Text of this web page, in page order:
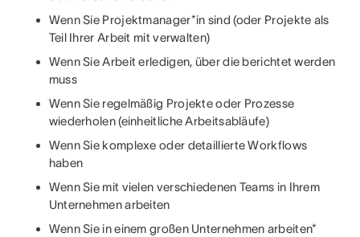
Wenn Sie Projektmanager*in sind (oder Projekte als
Teil Ihrer Arbeit mit verwalten)
Wenn Sie Arbeit erledigen, über die berichtet werden
muss
Wenn Sie regelmäßig Projekte oder Prozesse
wiederholen (einheitliche Arbeitsabläufe)
Wenn Sie komplexe oder detaillierte Workflows
haben
Wenn Sie mit vielen verschiedenen Teams in Ihrem
Unternehmen arbeiten
Wenn Sie in einem großen Unternehmen arbeiten*